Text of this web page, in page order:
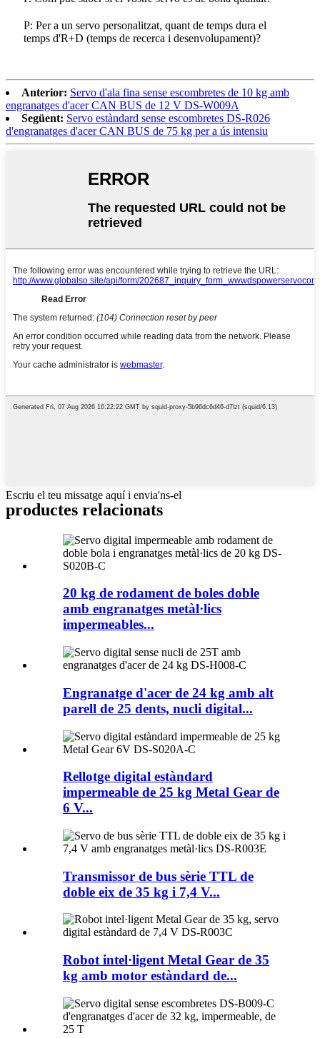
P: Per a un servo personalitzat, quant de temps dura el
temps d'R+D (temps de recerca i desenvolupament)?
Anterior: Servo d'ala fina sense escombretes de 10 kg amb
engranatges d'acer CAN BUS de 12 V DS-W009A
Següent: Servo estàndard sense escombretes DS-R026
d'engranatges d'acer CAN BUS de 75 kg per a ús intensiu
Escriu el teu missatge aquí i envia'ns-el
productes relacionats
20 kg de rodament de boles doble
amb engranatges metàl·lics
impermeables...
Engranatge d'acer de 24 kg amb alt
parell de 25 dents, nucli digital...
Rellotge digital estàndard
impermeable de 25 kg Metal Gear de
6 V...
Transmissor de bus sèrie TTL de
doble eix de 35 kg i 7,4 V...
Robot intel·ligent Metal Gear de 35
kg amb motor estàndard de...